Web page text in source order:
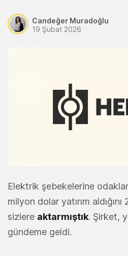
Candeğer Muradoğlu
19 Şubat 2026
Elektrik şebekelerine
milyon dolar yatırım
sizlere aktarmıştık. Şirket,
gündeme geldi.